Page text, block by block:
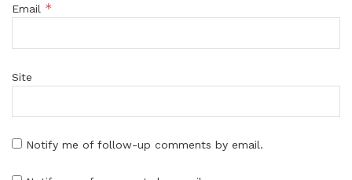
Email *
Site
Notify me of follow-up comments by email.